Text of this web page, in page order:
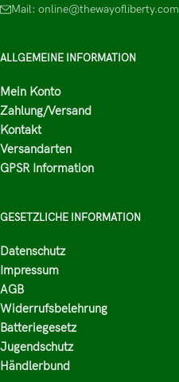
Mail: online@thewayofliberty.com
ALLGEMEINE INFORMATION
Mein Konto
Zahlung/Versand
Kontakt
Versandarten
GPSR Information
GESETZLICHE INFORMATION
Datenschutz
Impressum
AGB
Widerrufsbelehrung
Batteriegesetz
Jugendschutz
Händlerbund